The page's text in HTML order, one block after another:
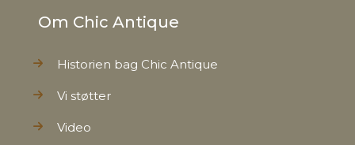
Om Chic Antique
Historien bag Chic Antique
Vi støtter
Video